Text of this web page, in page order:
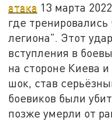
атака 13 марта
где
легиона". Этот
вступления в
на стороне Киева
шок, став
боевиков были
позже умерли от